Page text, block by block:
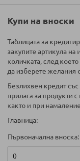
Купи на вноски
Таблицата за
закупите артикула
количката, след
да изберете желания
Безлихвен кредит
прилага за продукти
както и при
Главница:
Първоначална вноска: